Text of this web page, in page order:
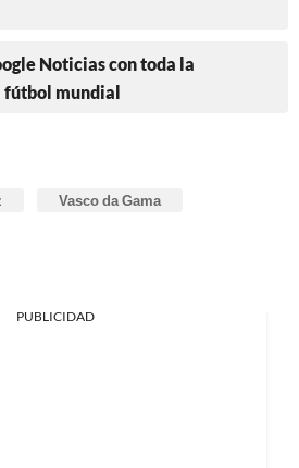
Noticias con toda la
mundial
Vasco da Gama
PUBLICIDAD